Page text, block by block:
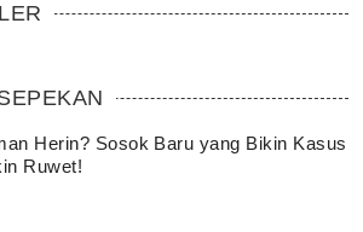
Herin? Sosok Baru yang Bikin Kasus
Ruwet!